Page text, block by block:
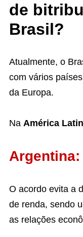
de
Brasil?
Atualmente, o
com vários
da Europa.
Na América
Argentina:
O acordo evita a
de renda, sendo
as relações